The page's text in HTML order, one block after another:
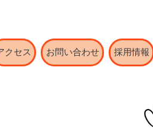
クセス お問い合わせ 採用情報